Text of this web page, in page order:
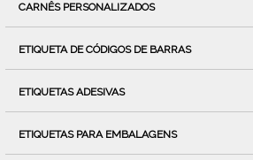
CARNÊS PERSONALIZADOS
ETIQUETA DE CÓDIGOS DE BARRAS
ETIQUETAS ADESIVAS
ETIQUETAS PARA EMBALAGENS